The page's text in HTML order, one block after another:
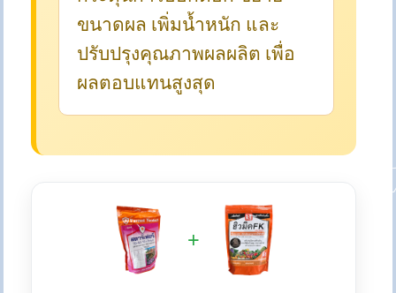
ขนาดผล เพิ่มน้ำหนัก และ
ปรับปรุงคุณภาพผลผลิต เพื่อ
ผลตอบแทนสูงสุด
+